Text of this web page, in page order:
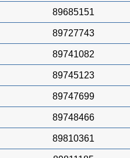
89685151
89727743
89741082
89745123
89747699
89748466
89810361